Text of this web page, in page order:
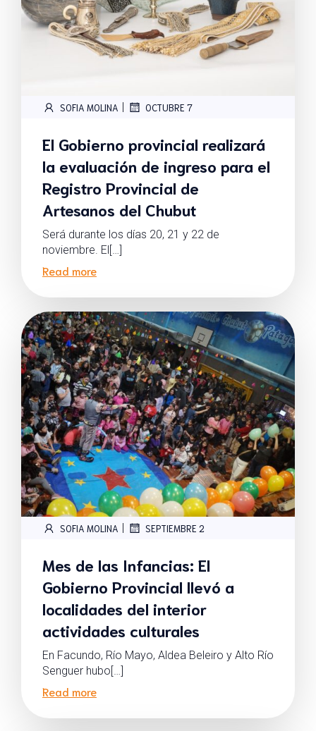
SOFIA MOLINA | OCTUBRE 7
El Gobierno provincial realizará
la evaluación de ingreso para el
Registro Provincial de
Artesanos del Chubut
Será durante los días 20, 21 y 22 de
noviembre. El[…]
Read more
SOFIA MOLINA | SEPTIEMBRE 2
Mes de las Infancias: El
Gobierno Provincial llevó a
localidades del interior
actividades culturales
En Facundo, Río Mayo, Aldea Beleiro y Alto Río
Senguer hubo[…]
Read more